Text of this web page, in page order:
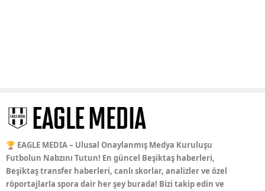
🏆 EAGLE MEDIA – Ulusal Onaylanmış Medya Kuruluşu
Futbolun Nabzını Tutun! En güncel Beşiktaş haberleri,
Beşiktaş transfer haberleri, canlı skorlar, analizler ve özel
röportajlarla spora dair her şey burada! Bizi takip edin ve